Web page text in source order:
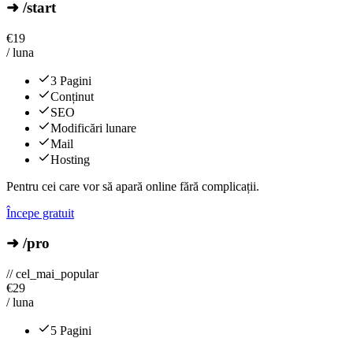
➜ /start
€19
/ luna
3 Pagini
Conținut
SEO
Modificări lunare
Mail
Hosting
Pentru cei care vor să apară online fără complicații.
Începe gratuit
➜ /pro
// cel_mai_popular
€29
/ luna
5 Pagini